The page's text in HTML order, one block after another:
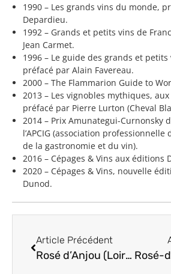
1990 – Les grands vins du monde,
Depardieu.
1992 – Grands et petits vins de
Jean Carmet.
1996 – Le guide des grands et petits
préfacé par Alain Favereau.
2000 – The Flammarion Guide to
2013 – Les vignobles mythiques,
préfacé par Pierre Lurton (Cheval
2014 – Prix Amunategui-Curnonsky
l’APCIG (association
de la gastronomie et du vin).
2016 – Cépages & Vins aux éditions
2020 – Cépages & Vins, nouvelle
Dunod.
Article Précédent
Rosé d’Anjou (Loire)